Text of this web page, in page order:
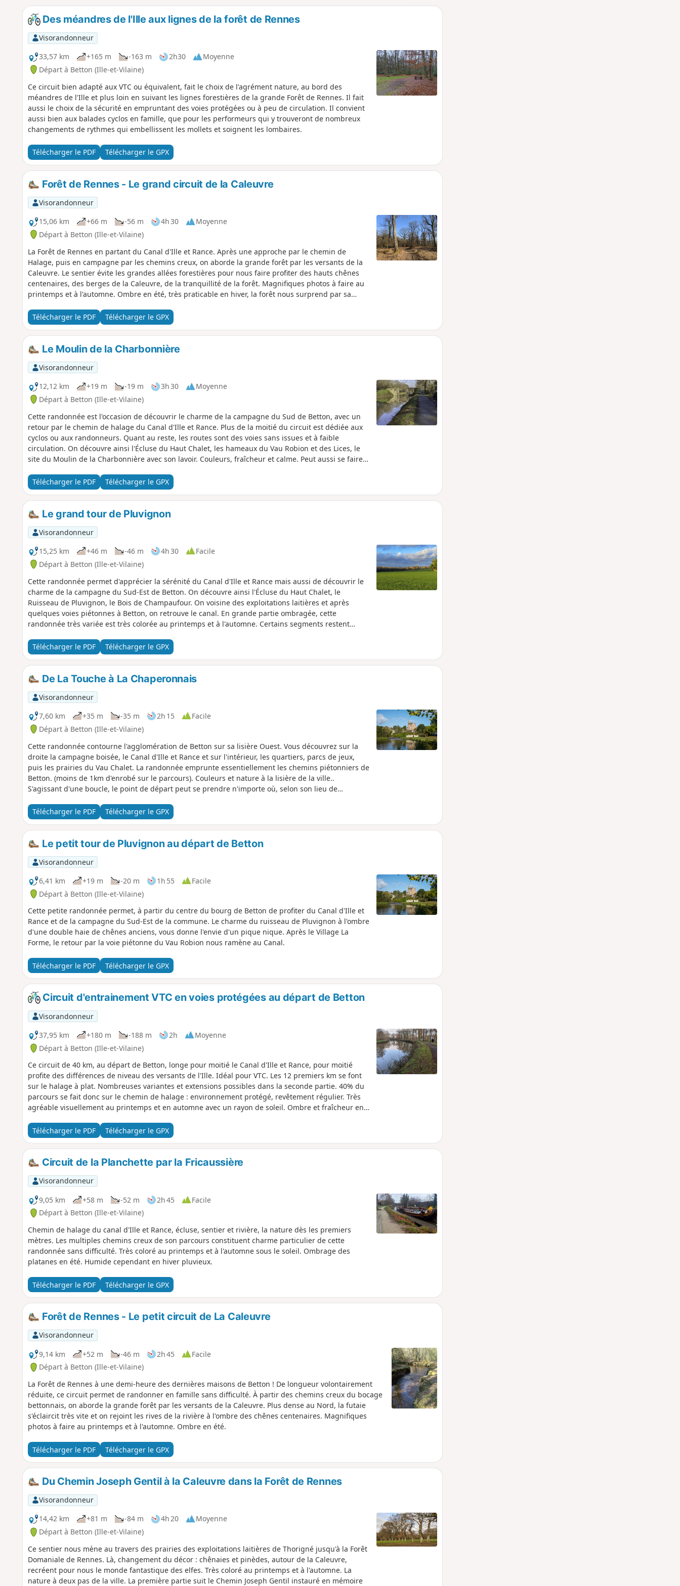
Des méandres de l'Ille aux lignes de la forêt de Rennes
Visorandonneur
33,57 km
+165 m -163 m 2h30
Moyenne
Départ à Betton (Ille-et-Vilaine)
Ce circuit bien adapté aux VTC ou équivalent, fait le choix de l'agrément nature, au bord des
méandres de l'Ille et plus loin en suivant les lignes forestières de la grande Forêt de Rennes. Il fait
aussi le choix de la sécurité en empruntant des voies protégées ou à peu de circulation. Il convient
aussi bien aux balades cyclos en famille, que pour les performeurs qui y trouveront de nombreux
changements de rythmes qui embellissent les mollets et soignent les lombaires.
Télécharger le PDF Télécharger le GPX
Forêt de Rennes - Le grand circuit de la Caleuvre
Visorandonneur
15,06 km
+66 m -56 m 4h 30
Moyenne
Départ à Betton (Ille-et-Vilaine)
La Forêt de Rennes en partant du Canal d'Ille et Rance. Après une approche par le chemin de
Halage, puis en campagne par les chemins creux, on aborde la grande forêt par les versants de la
Caleuvre. Le sentier évite les grandes allées forestières pour nous faire profiter des hauts chênes
centenaires, des berges de la Caleuvre, de la tranquillité de la forêt. Magnifiques photos à faire au
printemps et à l'automne. Ombre en été, très praticable en hiver, la forêt nous surprend par sa
Télécharger le PDF
Télécharger le GPX
Le Moulin de la Charbonnière
Visorandonneur
12,12 km
+19 m -19 m 3h 30
Moyenne
Départ à Betton (Ille-et-Vilaine)
Cette randonnée est l'occasion de découvrir le charme de la campagne du Sud de Betton, avec un
retour par le chemin de halage du Canal d'Ille et Rance. Plus de la moitié du circuit est dédiée aux
cyclos ou aux randonneurs. Quant au reste, les routes sont des voies sans issues et à faible
circulation. On découvre ainsi l'Écluse du Haut Chalet, les hameaux du Vau Robion et des Lices, le
site du Moulin de la Charbonnière avec son lavoir. Couleurs, fraîcheur et calme. Peut aussi se faire
Télécharger le PDF
Télécharger le GPX
Le grand tour de Pluvignon
Visorandonneur
15,25 km
+46 m -46 m 4h 30
Facile
Départ à Betton (Ille-et-Vilaine)
Cette randonnée permet d'apprécier la sérénité du Canal d'Ille et Rance mais aussi de découvrir le
charme de la campagne du Sud-Est de Betton. On découvre ainsi l'Écluse du Haut Chalet, le
Ruisseau de Pluvignon, le Bois de Champaufour. On voisine des exploitations laitières et après
quelques voies piétonnes à Betton, on retrouve le canal. En grande partie ombragée, cette
randonnée très variée est très colorée au printemps et à l'automne. Certains segments restent
Télécharger le PDF
Télécharger le GPX
De La Touche à La Chaperonnais
Visorandonneur
7,60 km
+35 m -35 m 2h 15
Facile
Départ à Betton (Ille-et-Vilaine)
Cette randonnée contourne l'agglomération de Betton sur sa lisière Ouest. Vous découvrez sur la
droite la campagne boisée, le Canal d'Ille et Rance et sur l'intérieur, les quartiers, parcs de jeux,
puis les prairies du Vau Chalet. La randonnée emprunte essentiellement les chemins piétonniers de
Betton. (moins de 1km d'enrobé sur le parcours). Couleurs et nature à la lisière de la ville..
S'agissant d'une boucle, le point de départ peut se prendre n'importe où, selon son lieu de
Télécharger le PDF
Télécharger le GPX
Le petit tour de Pluvignon au départ de Betton
Visorandonneur
6,41 km
+19 m -20 m 1h 55
Facile
Départ à Betton (Ille-et-Vilaine)
Cette petite randonnée permet, à partir du centre du bourg de Betton de profiter du Canal d'Ille et
Rance et de la campagne du Sud-Est de la commune. Le charme du ruisseau de Pluvignon à l'ombre
d'une double haie de chênes anciens, vous donne l'envie d'un pique nique. Après le Village La
Forme, le retour par la voie piétonne du Vau Robion nous ramène au Canal.
Télécharger le PDF Télécharger le GPX
Circuit d'entrainement VTC en voies protégées au départ de Betton
Visorandonneur
37,95 km
+180 m -188 m 2h
Moyenne
Départ à Betton (Ille-et-Vilaine)
Ce circuit de 40 km, au départ de Betton, longe pour moitié le Canal d'Ille et Rance, pour moitié
profite des différences de niveau des versants de l'Ille. Idéal pour VTC. Les 12 premiers km se font
sur le halage à plat. Nombreuses variantes et extensions possibles dans la seconde partie. 40% du
parcours se fait donc sur le chemin de halage : environnement protégé, revêtement régulier. Très
agréable visuellement au printemps et en automne avec un rayon de soleil. Ombre et fraîcheur en
Télécharger le PDF
Télécharger le GPX
Circuit de la Planchette par la Fricaussière
Visorandonneur
9,05 km
+58 m -52 m 2h 45
Facile
Départ à Betton (Ille-et-Vilaine)
Chemin de halage du canal d'Ille et Rance, écluse, sentier et rivière, la nature dès les premiers
mètres. Les multiples chemins creux de son parcours constituent charme particulier de cette
randonnée sans difficulté. Très coloré au printemps et à l'automne sous le soleil. Ombrage des
platanes en été. Humide cependant en hiver pluvieux.
Télécharger le PDF Télécharger le GPX
Forêt de Rennes - Le petit circuit de La Caleuvre
Visorandonneur
9,14 km
+52 m -46 m 2h 45
Facile
Départ à Betton (Ille-et-Vilaine)
La Forêt de Rennes à une demi-heure des dernières maisons de Betton ! De longueur volontairement
réduite, ce circuit permet de randonner en famille sans difficulté. À partir des chemins creux du bocage
bettonnais, on aborde la grande forêt par les versants de la Caleuvre. Plus dense au Nord, la futaie
s'éclaircit très vite et on rejoint les rives de la rivière à l'ombre des chênes centenaires. Magnifiques
photos à faire au printemps et à l'automne. Ombre en été.
Télécharger le PDF Télécharger le GPX
Du Chemin Joseph Gentil à la Caleuvre dans la Forêt de Rennes
Visorandonneur
14,42 km
+81 m -84 m 4h 20
Moyenne
Départ à Betton (Ille-et-Vilaine)
Ce sentier nous mène au travers des prairies des exploitations laitières de Thorigné jusqu'à la Forêt
Domaniale de Rennes. Là, changement du décor : chênaies et pinèdes, autour de la Caleuvre,
recréent pour nous le monde fantastique des elfes. Très coloré au printemps et à l'automne. La
nature à deux pas de la ville. La première partie suit le Chemin Joseph Gentil instauré en mémoire